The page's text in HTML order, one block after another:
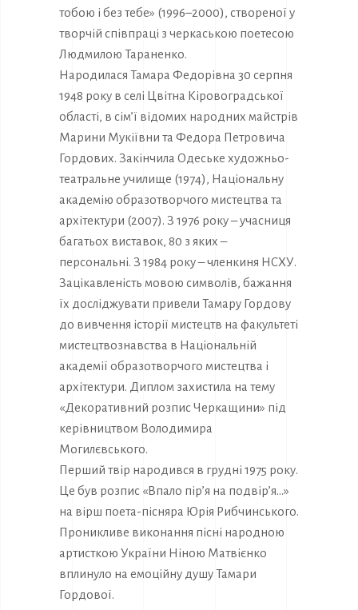
тобою і без тебе» (1996–2000), створеної у
творчій співпраці з черкаською поетесою
Людмилою Тараненко.
Народилася Тамара Федорівна 30 серпня
1948 року в селі Цвітна Кіровоградської
області, в сім’ї відомих народних майстрів
Марини Мукіївни та Федора Петровича
Гордових. Закінчила Одеське художньо-
театральне училище (1974), Національну
академію образотворчого мистецтва та
архітектури (2007). З 1976 року – учасниця
багатьох виставок, 80 з яких –
персональні. З 1984 року – членкиня НСХУ.
Зацікавленість мовою символів, бажання
їх досліджувати привели Тамару Гордову
до вивчення історії мистецтв на факультеті
мистецтвознавства в Національній
академії образотворчого мистецтва і
архітектури. Диплом захистила на тему
«Декоративний розпис Черкащини» під
керівництвом Володимира
Могилєвського.
Перший твір народився в грудні 1975 року.
Це був розпис «Впало пір’я на подвір’я…»
на вірш поета-пісняра Юрія Рибчинського.
Проникливе виконання пісні народною
артисткою України Ніною Матвієнко
вплинуло на емоційну душу Тамари
Гордової.